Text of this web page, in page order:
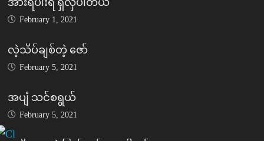
February 1, 2021
လဲ့သိပ်ချစ်တဲ့ ဇော်
February 5, 2021
အပျံ သင်စရွယ်
February 5, 2021